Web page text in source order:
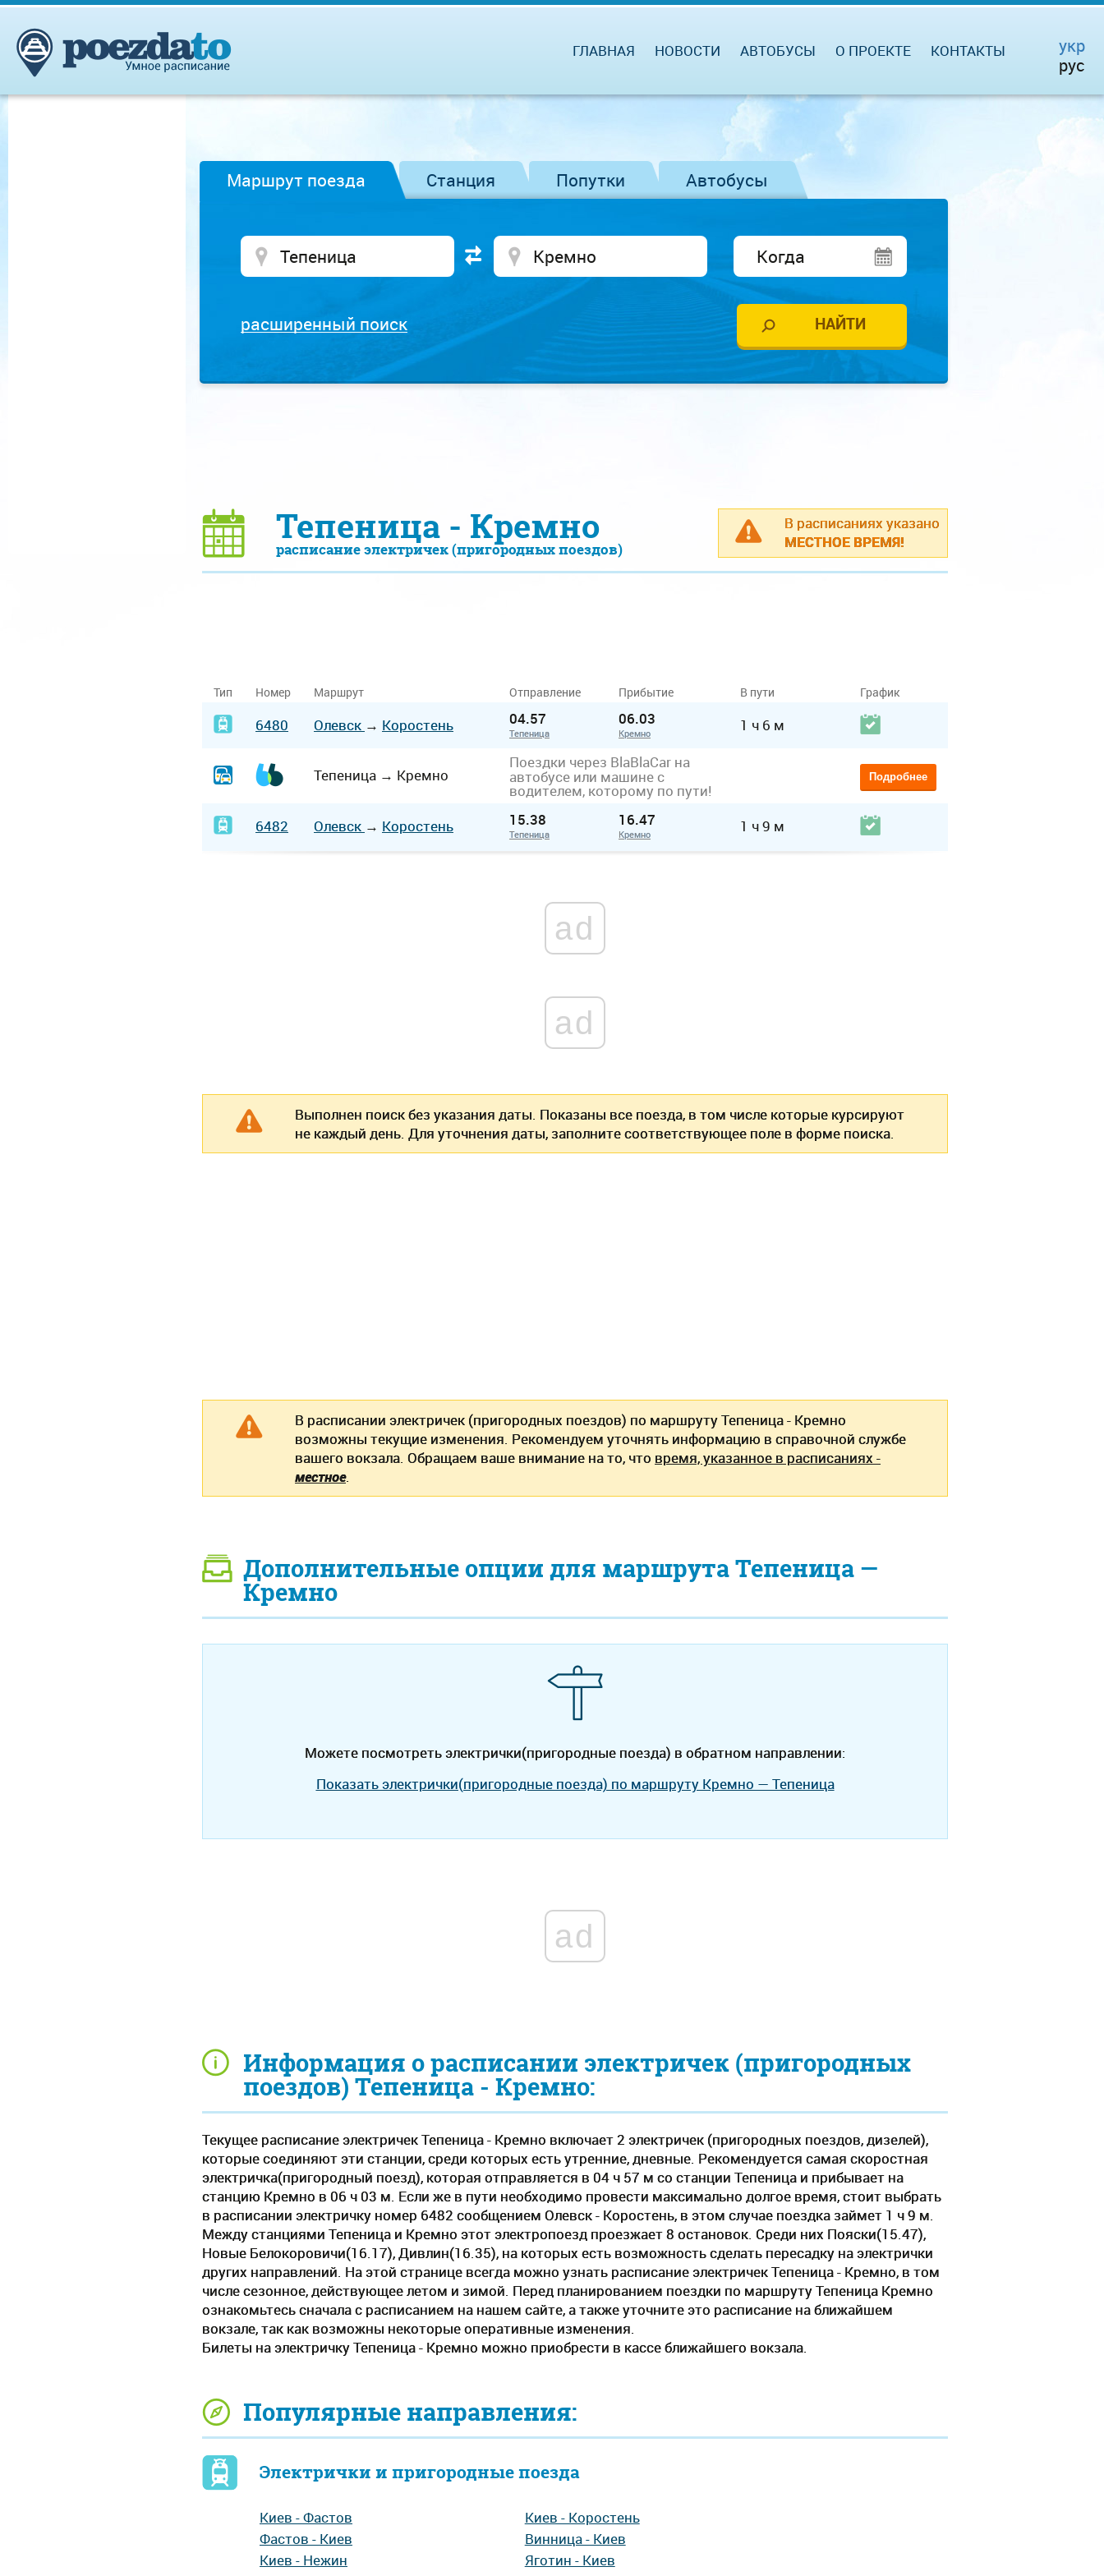
ГЛАВНАЯ НОВОСТИ АВТОБУСЫ О ПРОЕКТЕ КОНТАКТЫ
укр
рус
Маршрут поезда Станция Попутки Автобусы
расширенный поиск
В расписаниях указано
МЕСТНОЕ ВРЕМЯ!
Тепеница - Кремно
расписание электричек (пригородных поездов)
Информация о расписании электричек (пригородных
поездов) Тепеница - Кремно:
Текущее расписание электричек Тепеница - Кремно включает 2 электричек (пригородных поездов, дизелей),
которые соединяют эти станции, среди которых есть утренние, дневные. Рекомендуется самая скоростная
электричка(пригородный поезд), которая отправляется в 04 ч 57 м со станции Тепеница и прибывает на
станцию Кремно в 06 ч 03 м. Если же в пути необходимо провести максимально долгое время, стоит выбрать
в расписании электричку номер 6482 сообщением Олевск - Коростень, в этом случае поездка займет 1 ч 9 м.
Между станциями Тепеница и Кремно этот электропоезд проезжает 8 остановок. Среди них Пояски(15.47),
Новые Белокоровичи(16.17), Дивлин(16.35), на которых есть возможность сделать пересадку на электрички
других направлений. На этой странице всегда можно узнать расписание электричек Тепеница - Кремно, в том
числе сезонное, действующее летом и зимой. Перед планированием поездки по маршруту Тепеница Кремно
ознакомьтесь сначала с расписанием на нашем сайте, а также уточните это расписание на ближайшем
вокзале, так как возможны некоторые оперативные изменения.
Билеты на электричку Тепеница - Кремно можно приобрести в кассе ближайшего вокзала.
Популярные направления:
Электрички и пригородные поезда
Киев - Фастов
Фастов - Киев
Киев - Нежин
Киев - Коростень
Винница - Киев
Яготин - Киев
Тип Номер Маршрут Отправление Прибытие В пути График
6480 Олевск → Коростень 04.57
Тепеница
06.03
Кремно 1 ч 6 м
Тепеница → Кремно
Поездки через BlaBlaCar на
автобусе или машине с
водителем, которому по пути!
Подробнее
6482 Олевск → Коростень 15.38
Тепеница
16.47
Кремно 1 ч 9 м
ad
ad
Выполнен поиск без указания даты. Показаны все поезда, в том числе которые курсируют
не каждый день. Для уточнения даты, заполните соответствующее поле в форме поиска.
В расписании электричек (пригородных поездов) по маршруту Тепеница - Кремно
возможны текущие изменения. Рекомендуем уточнять информацию в справочной службе
вашего вокзала. Обращаем ваше внимание на то, что время, указанное в расписаниях -
местное.
Дополнительные опции для маршрута Тепеница —
Кремно
Можете посмотреть электрички(пригородные поезда) в обратном направлении:
Показать электрички(пригородные поезда) по маршруту Кремно — Тепеница
ad